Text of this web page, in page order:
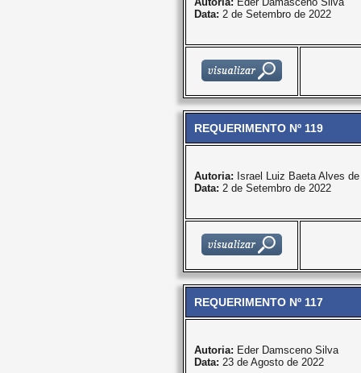
Data: 2 de Setembro de 2022
REQUERIMENTO Nº 119
Autoria: Israel Luiz Baeta Alves
Data: 2 de Setembro de 2022
REQUERIMENTO Nº 117
Autoria: Eder Damsceno Silva
Data: 23 de Agosto de 2022